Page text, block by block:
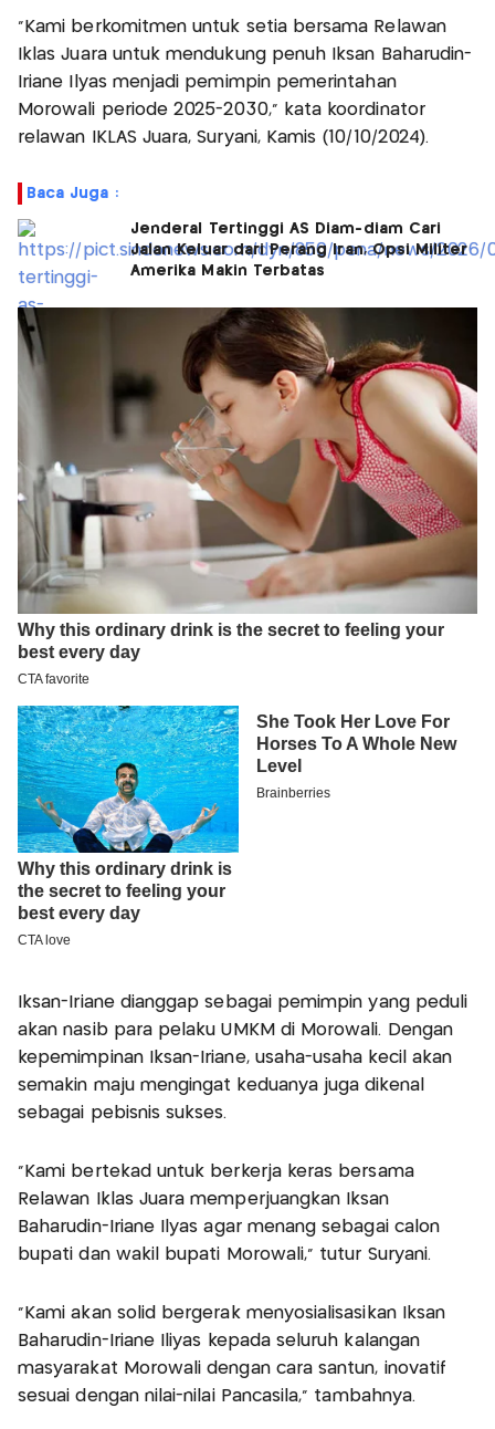
"Kami berkomitmen untuk setia bersama Relawan
Iklas Juara untuk mendukung penuh Iksan Baharudin-
Iriane Ilyas menjadi pemimpin pemerintahan
Morowali periode 2025-2030," kata koordinator
relawan IKLAS Juara, Suryani, Kamis (10/10/2024).
Baca Juga :
Jenderal Tertinggi AS Diam-diam Cari
Jalan Keluar dari Perang Iran, Opsi Militer
Amerika Makin Terbatas
Iksan-Iriane dianggap sebagai pemimpin yang peduli
akan nasib para pelaku UMKM di Morowali. Dengan
kepemimpinan Iksan-Iriane, usaha-usaha kecil akan
semakin maju mengingat keduanya juga dikenal
sebagai pebisnis sukses.
"Kami bertekad untuk berkerja keras bersama
Relawan Iklas Juara memperjuangkan Iksan
Baharudin-Iriane Ilyas agar menang sebagai calon
bupati dan wakil bupati Morowali," tutur Suryani.
"Kami akan solid bergerak menyosialisasikan Iksan
Baharudin-Iriane Iliyas kepada seluruh kalangan
masyarakat Morowali dengan cara santun, inovatif
sesuai dengan nilai-nilai Pancasila," tambahnya.